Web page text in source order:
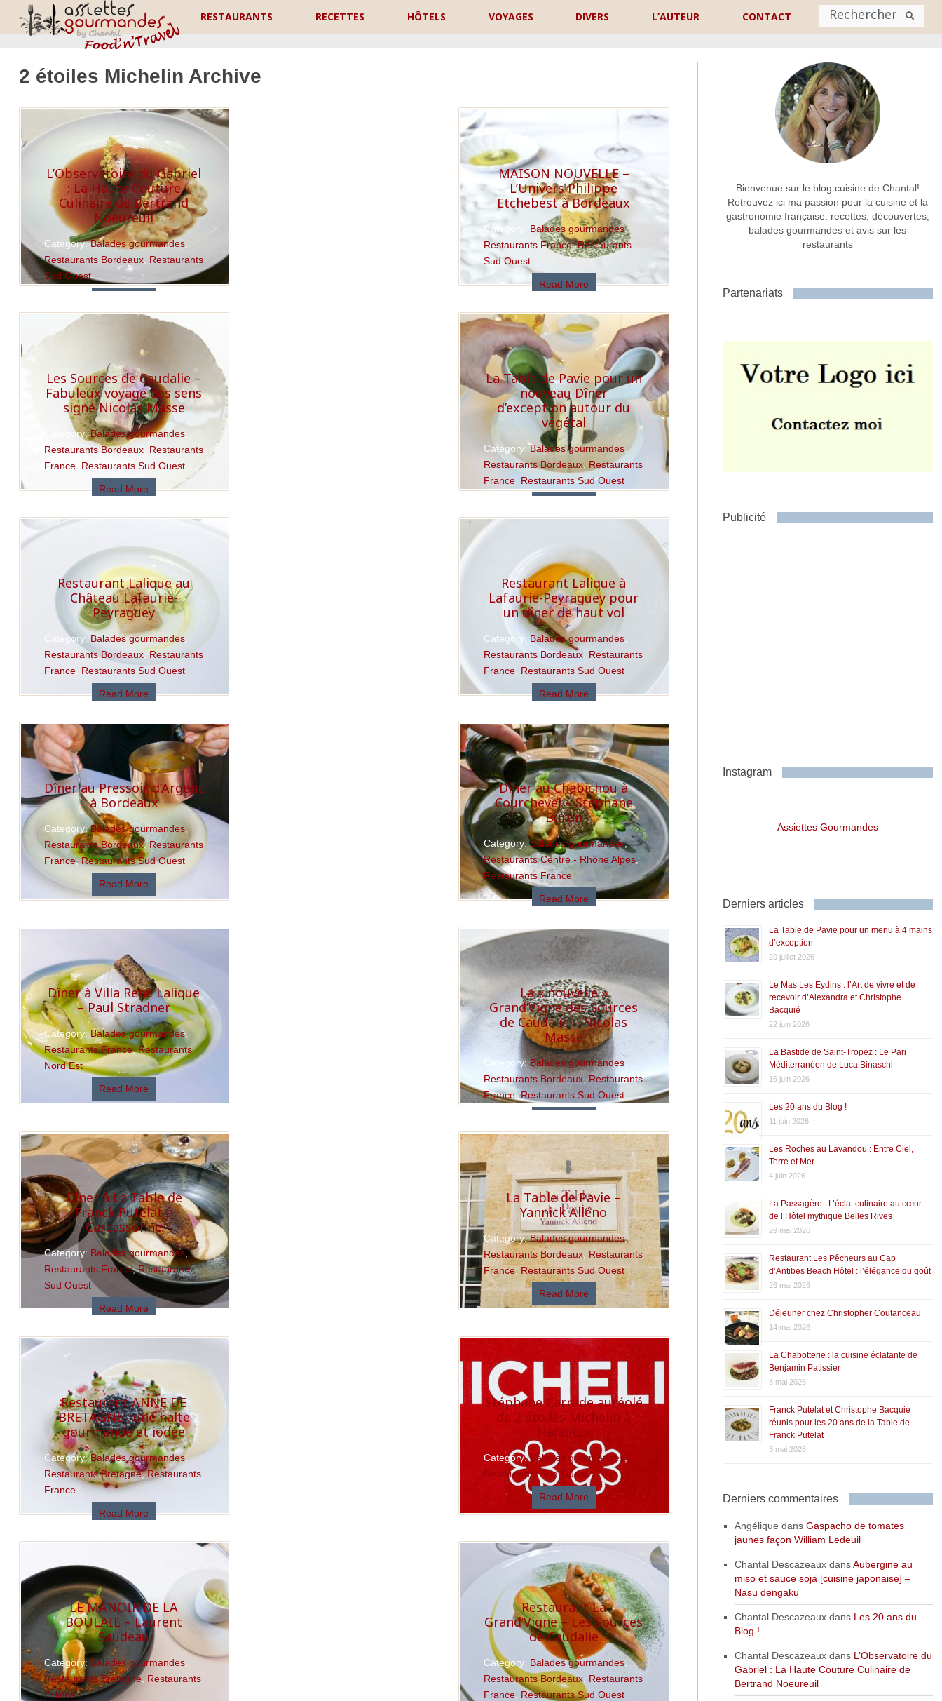
RESTAURANTS RECETTES HÔTELS VOYAGES DIVERS L’AUTEUR CONTACT
Nom
Commentaire ou message *
2 étoiles Michelin Archive
L’Observatoire du Gabriel
: La Haute Couture
Culinaire de Bertrand
Noeureuil
Category:Balades gourmandes,
Restaurants Bordeaux, Restaurants
Sud Ouest
MAISON NOUVELLE –
L’Univers Philippe
Etchebest à Bordeaux
Category: Balades gourmandes,
Restaurants France,Restaurants
Sud Ouest
Read More
Les Sources de Caudalie –
Fabuleux voyage des sens
signé Nicolas Masse
Category:Balades gourmandes,
Restaurants Bordeaux, Restaurants
France, Restaurants Sud Ouest
Read More
La Table de Pavie pour un
nouveau Dîner
d’exception autour du
végétal
Category:Balades gourmandes
Restaurants Bordeaux Restaurants
France Restaurants Sud Ouest
Restaurant Lalique au
Château Lafaurie-
Peyraguey
Category: Balades gourmandes,
Restaurants Bordeaux,Restaurants
France, Restaurants Sud Ouest
Read More
Restaurant Lalique à
Lafaurie-Peyraguey pour
un dîner de haut vol
Category:Balades gourmandes
Restaurants Bordeaux Restaurants
France Restaurants Sud Ouest
Read More
Dîner au Pressoir d’Argent
à Bordeaux
Category:Balades gourmandes,
Restaurants Bordeaux,Restaurants
France,Restaurants Sud Ouest
Read More
Dîner au Chabichou à
Courchevel – Stéphane
Buron
Category:Balades gourmandes,
Restaurants Centre - Rhône Alpes,
Restaurants France
Read More
Dîner à Villa René Lalique
– Paul Stradner
Category:Balades gourmandes,
Restaurants France,Restaurants
Nord Est
Read More
La « nouvelle »
Grand’Vigne des Sources
de Caudalie – Nicolas
Masse
Category:Balades gourmandes,
Restaurants Bordeaux,Restaurants
France,Restaurants Sud Ouest
Dîner à La Table de
Franck Putelat à
Carcassonne
Category: Balades gourmandes,
Restaurants France,Restaurants
Sud Ouest
Read More
La Table de Pavie –
Yannick Alléno
Category:Balades gourmandes,
Restaurants Bordeaux Restaurants
France, Restaurants Sud Ouest
Read More
Restaurant ANNE DE
BRETAGNE : une halte
gourmande et iodée
Category:Balades gourmandes,
Restaurants Bretagne,Restaurants
France
Read More
Stéphane Carrade auréolé
de 2 étoiles Michelin à
Ha(a)ïtza
Category:Balades gourmandes
Restaurants Sud Ouest
Read More
LE MANOIR DE LA
BOULAIE – Laurent
Saudeau
Category:Balades gourmandes,
Restaurants Bretagne, Restaurants
France
Restaurant La
Grand’Vigne – Les Sources
de Caudalie
Category: Balades gourmandes ,
Restaurants Bordeaux Restaurants
France Restaurants Sud Ouest
Bienvenue sur le blog cuisine de Chantal!
Retrouvez ici ma passion pour la cuisine et la
gastronomie française: recettes, découvertes,
balades gourmandes et avis sur les
restaurants
Partenariats
Publicité
Instagram
Assiettes Gourmandes
Derniers articles
La Table de Pavie pour un menu à 4 mains
d’exception
20 juillet 2026
Le Mas Les Eydins : l’Art de vivre et de
recevoir d’Alexandra et Christophe
Bacquié
22 juin 2026
La Bastide de Saint-Tropez : Le Pari
Méditerranéen de Luca Binaschi
16 juin 2026
Les 20 ans du Blog !
11 juin 2026
Les Roches au Lavandou : Entre Ciel,
Terre et Mer
4 juin 2026
La Passagère : L’éclat culinaire au cœur
de l’Hôtel mythique Belles Rives
29 mai 2026
Restaurant Les Pêcheurs au Cap
d’Antibes Beach Hôtel : l’élégance du goût
26 mai 2026
Déjeuner chez Christopher Coutanceau
14 mai 2026
La Chabotterie : la cuisine éclatante de
Benjamin Patissier
8 mai 2026
Franck Putelat et Christophe Bacquié
réunis pour les 20 ans de la Table de
Franck Putelat
3 mai 2026
Derniers commentaires
Angélique dans Gaspacho de tomates
jaunes façon William Ledeuil
Chantal DescazeauxdansAubergine au
miso et sauce soja [cuisine japonaise] –
Nasu dengaku
Chantal Descazeauxdans Les 20 ans du
Blog !
Chantal Descazeauxdans L’Observatoire du
Gabriel : La Haute Couture Culinaire de
Bertrand Noeureuil